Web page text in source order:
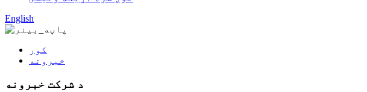
English
کور
خبرونه
د شرکت خبرونه